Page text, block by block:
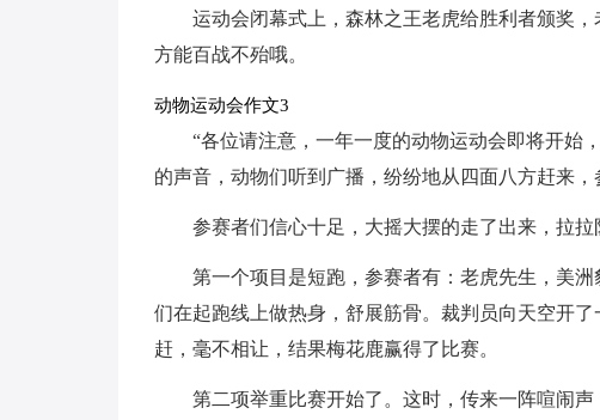
运动会闭幕式上，森林之王老虎给胜利者颁奖
方能百战不殆哦。
动物运动会作文3
“各位请注意，一年一度的动物运动会即将开始
的声音，动物们听到广播，纷纷地从四面八方赶来，
参赛者们信心十足，大摇大摆的走了出来，拉拉
第一个项目是短跑，参赛者有：老虎先生，美
们在起跑线上做热身，舒展筋骨。裁判员向天空开
赶，毫不相让，结果梅花鹿赢得了比赛。
第二项举重比赛开始了。这时，传来一阵喧闹